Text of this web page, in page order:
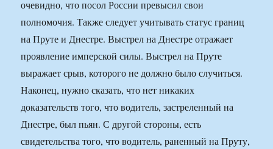
очевидно, что посол России превысил свои
полномочия. Также следует учитывать статус границ
на Пруте и Днестре. Выстрел на Днестре отражает
проявление имперской силы. Выстрел на Пруте
выражает срыв, которого не должно было случиться.
Наконец, нужно сказать, что нет никаких
доказательств того, что водитель, застреленный на
Днестре, был пьян. С другой стороны, есть
свидетельства того, что водитель, раненный на Пруту,